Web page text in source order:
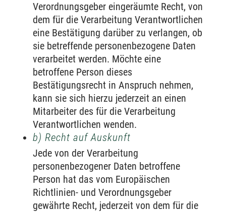
Verordnungsgeber eingeräumte Recht, von
dem für die Verarbeitung Verantwortlichen
eine Bestätigung darüber zu verlangen, ob
sie betreffende personenbezogene Daten
verarbeitet werden. Möchte eine
betroffene Person dieses
Bestätigungsrecht in Anspruch nehmen,
kann sie sich hierzu jederzeit an einen
Mitarbeiter des für die Verarbeitung
Verantwortlichen wenden.
b) Recht auf Auskunft
Jede von der Verarbeitung
personenbezogener Daten betroffene
Person hat das vom Europäischen
Richtlinien- und Verordnungsgeber
gewährte Recht, jederzeit von dem für die